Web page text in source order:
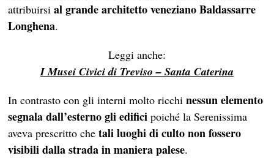
attribuirsial grande architetto veneziano Baldassarre
Longhena.
Leggi anche:
I Musei Civici di Treviso – Santa Caterina
In contrasto con gli interni molto ricchinessun elemento
segnala dall’esterno gli edifici poiché la Serenissima
aveva prescritto chetali luoghi di culto non fossero
visibili dalla strada in maniera palese.